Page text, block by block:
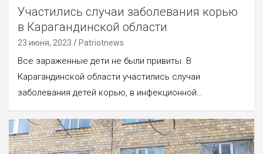
Участились случаи заболевания корью
в Карагандинской области
23 июня, 2023 Patriotnews
Все зараженные дети не были привиты. В
Карагандинской области участились случаи
заболевания детей корью, в инфекционной…